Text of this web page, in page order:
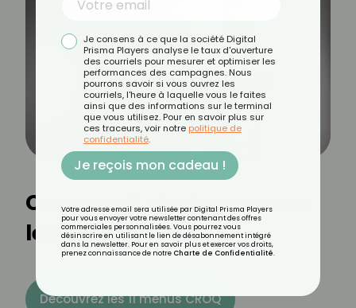
Comment stockons-nous
les graisses ?
Découvrez les 11 menus CROQ
Je consens à ce que la société Digital
Prisma Players analyse le taux d'ouverture
des courriels pour mesurer et optimiser les
performances des campagnes. Nous
pourrons savoir si vous ouvrez les
courriels, l'heure à laquelle vous le faites
ainsi que des informations sur le terminal
que vous utilisez. Pour en savoir plus sur
ces traceurs, voir notre politique de
confidentialité.
Je reçois mon cadeau !
Votre adresse email sera utilisée par Digital Prisma Players
pour vous envoyer votre newsletter contenant des offres
commerciales personnalisées. Vous pourrez vous
désinscrire en utilisant le lien de désabonnement intégré
dans la newsletter. Pour en savoir plus et exercer vos droits,
prenez connaissance de notre Charte de Confidentialité.